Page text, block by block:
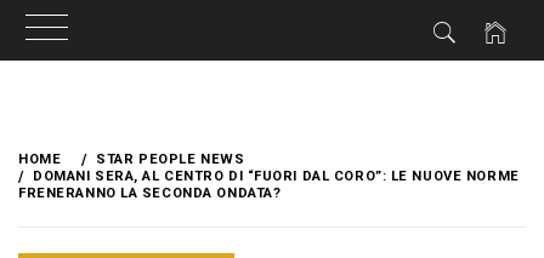
content
HOME
STAR PEOPLE NEWS
DOMANI SERA, AL CENTRO DI “FUORI DAL CORO”: LE NUOVE NORME
FRENERANNO LA SECONDA ONDATA?